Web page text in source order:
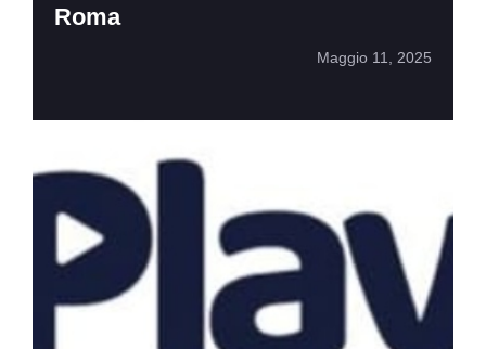
Roma
Maggio 11, 2025